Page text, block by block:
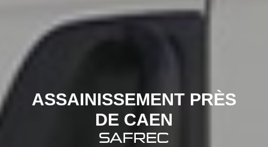
ASSAINISSEMENT PRÈS
DE CAEN
SAFREC